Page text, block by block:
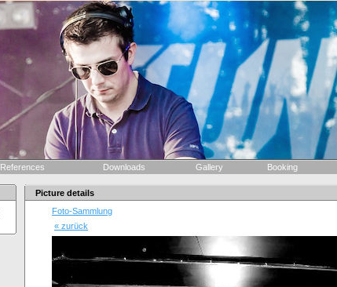
References Downloads Gallery Booking
Picture details
Foto-Sammlung
« zurück